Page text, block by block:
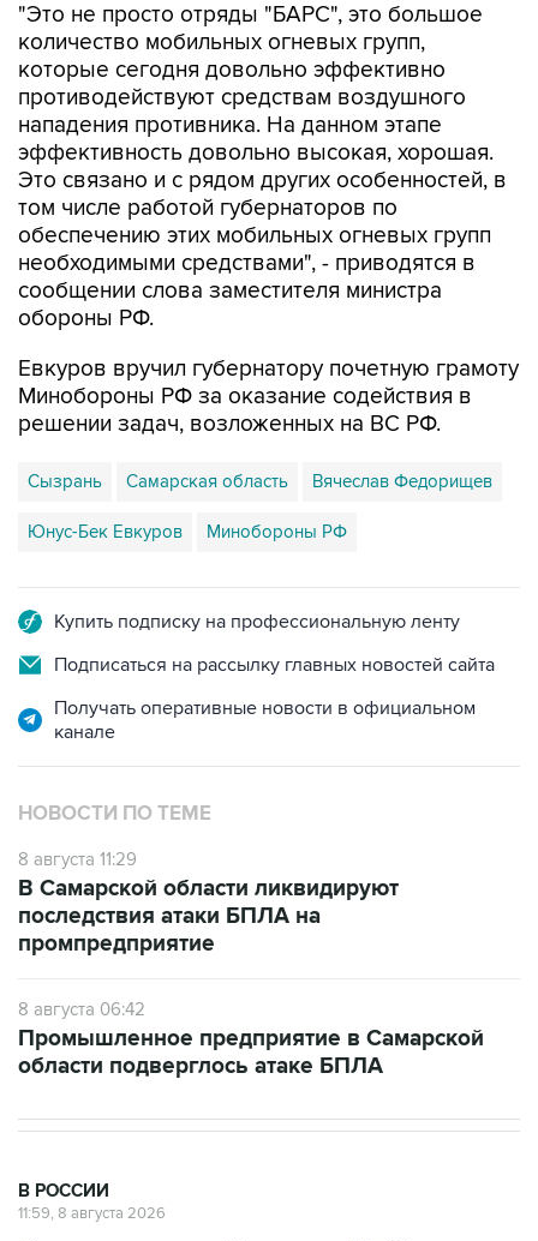
"Это не просто отряды "БАРС", это большое
количество мобильных огневых групп,
которые сегодня довольно эффективно
противодействуют средствам воздушного
нападения противника. На данном этапе
эффективность довольно высокая, хорошая.
Это связано и с рядом других особенностей, в
том числе работой губернаторов по
обеспечению этих мобильных огневых групп
необходимыми средствами", - приводятся в
сообщении слова заместителя министра
обороны РФ.
Евкуров вручил губернатору почетную грамоту
Минобороны РФ за оказание содействия в
решении задач, возложенных на ВС РФ.
Сызрань Самарская область Вячеслав Федорищев
Юнус-Бек Евкуров Минобороны РФ
Купить подписку на профессиональную ленту
Подписаться на рассылку главных новостей сайта
Получать оперативные новости в официальном
канале
НОВОСТИ ПО ТЕМЕ
8 августа 11:29
В Самарской области ликвидируют
последствия атаки БПЛА на
промпредприятие
8 августа 06:42
Промышленное предприятие в Самарской
области подверглось атаке БПЛА
В РОССИИ
11:59, 8 августа 2026